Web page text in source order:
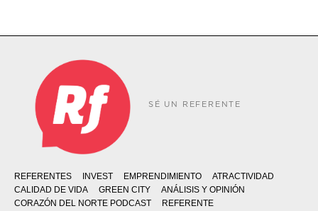
SÉ UN REFERENTE
REFERENTES INVEST EMPRENDIMIENTO
ATRACTIVIDAD
CALIDAD DE VIDA
GREEN CITY
ANÁLISIS Y OPINIÓN
CORAZÓN DEL NORTE PODCAST
REFERENTE